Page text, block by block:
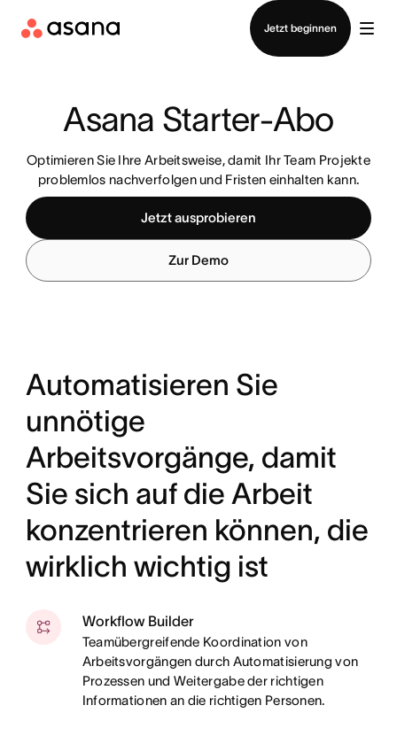
Jetzt beginnen
Vertrieb kontaktieren
Asana Starter-Abo
Optimieren Sie Ihre Arbeitsweise, damit Ihr Team Projekte
problemlos nachverfolgen und Fristen einhalten kann.
Jetzt ausprobieren
Zur Demo
Automatisieren Sie
unnötige
Arbeitsvorgänge, damit
Sie sich auf die Arbeit
konzentrieren können, die
wirklich wichtig ist
Workflow Builder
Teamübergreifende Koordination von
Arbeitsvorgängen durch Automatisierung von
Prozessen und Weitergabe der richtigen
Informationen an die richtigen Personen.